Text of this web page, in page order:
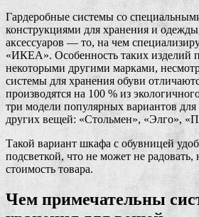
Гардеробные системы со
конструкциями для хранения и
аксессуаров — то, на чем
«ИКЕА». Особенность таких изделий
некоторыми другими марками,
системы для хранения обуви
производятся на 100 % из
три модели популярных вариантов
других вещей: «Стольмен», «Элго»,
Такой вариант шкафа с обувницей
подсветкой, что не может не радовать,
стоимость товара.
Чем примечательны